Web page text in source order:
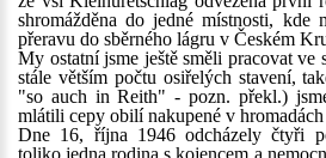
shromážděna do jedné místnosti, kde
přeravu do sběrného lágru v Českém
My ostatní jsme ještě směli pracovat
stále větším počtu osiřelých stavení,
"so auch in Reith" - pozn. překl.)
mlátili cepy obilí nakupené v
Dne 16, října 1946 odcházely čtyři
toliko jedna rodina s kojencem a